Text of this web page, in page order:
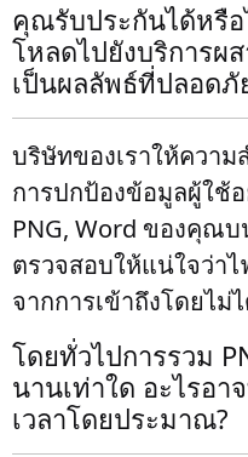
คุณรับประกันได้หรื
โหลดไปยังบริการผ
เป็นผลลัพธ์ที่ปลอดภั
บริษัทของเราให้ควา
การปกป้องข้อมูลผู้ใช้อ
PNG, Word ของคุณ
ตรวจสอบให้แน่ใจว่า
จากการเข้าถึงโดยไ
โดยทั่วไปการรวม
นานเท่าใด อะไรอา
เวลาโดยประมาณ?